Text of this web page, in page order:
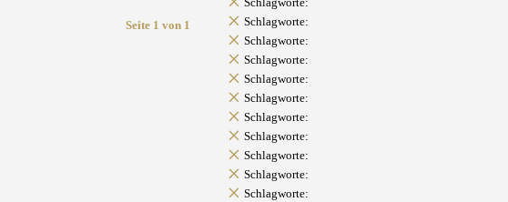
Seite 1 von 1
Schlagworte:
Schlagworte:
Schlagworte:
Schlagworte:
Schlagworte:
Schlagworte:
Schlagworte:
Schlagworte:
Schlagworte:
Schlagworte: